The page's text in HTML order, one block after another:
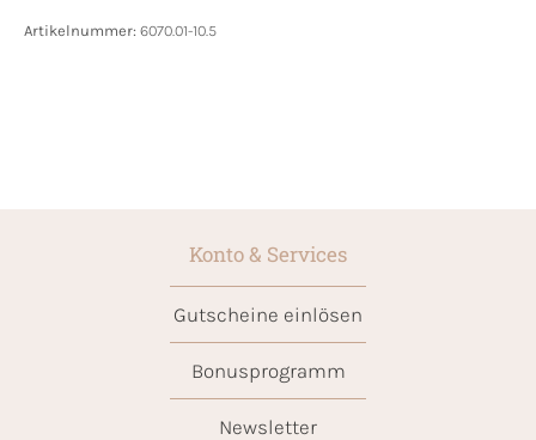
Artikelnummer: 6070.01-10.5
Konto & Services
Gutscheine einlösen
Bonusprogramm
Newsletter